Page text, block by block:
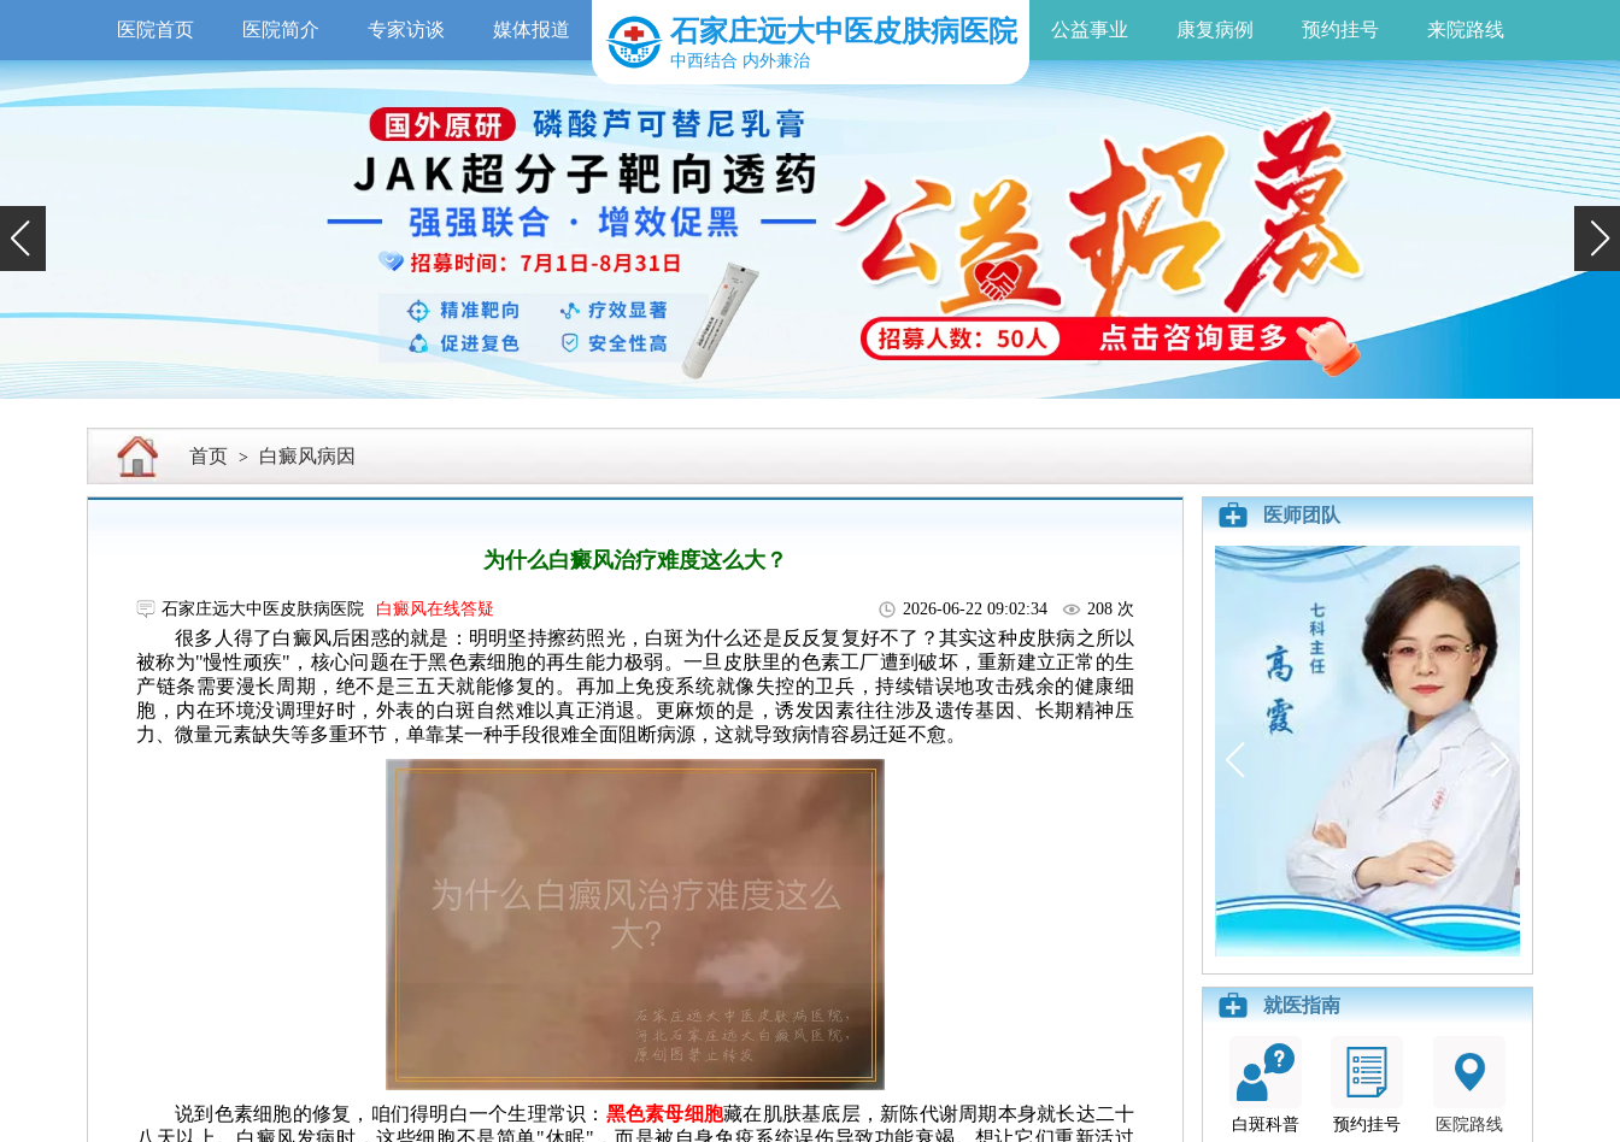
医院首页 医院简介 专家访谈 媒体报道 石家庄远大中医皮肤病医院
中西结合 内外兼治
公益事业 康复病例 预约挂号 来院路线
首页 > 白癜风病因
为什么白癜风治疗难度这么大？
石家庄远大中医皮肤病医院 白癜风在线答疑 2026-06-22 09:02:34 208 次
很多人得了白癜风后困惑的就是：明明坚持擦药照光，白斑为什么还是反反复复好不了？其实这种皮肤病之所以
被称为"慢性顽疾"，核心问题在于黑色素细胞的再生能力极弱。一旦皮肤里的色素工厂遭到破坏，重新建立正常的生
产链条需要漫长周期，绝不是三五天就能修复的。再加上免疫系统就像失控的卫兵，持续错误地攻击残余的健康细
胞，内在环境没调理好时，外表的白斑自然难以真正消退。更麻烦的是，诱发因素往往涉及遗传基因、长期精神压
力、微量元素缺失等多重环节，单靠某一种手段很难全面阻断病源，这就导致病情容易迁延不愈。
说到色素细胞的修复，咱们得明白一个生理常识： 黑色素母细胞藏在肌肤基底层，新陈代谢周期本身就长达二十
医师团队
就医指南
白斑科普 预约挂号 医院路线